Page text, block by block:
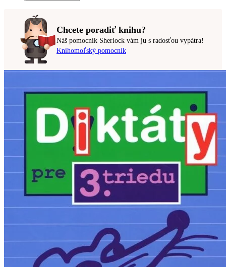
Chcete poradiť knihu?
Náš pomocník Sherlock vám ju s radosťou vypátra!
Knihomoľský pomocník